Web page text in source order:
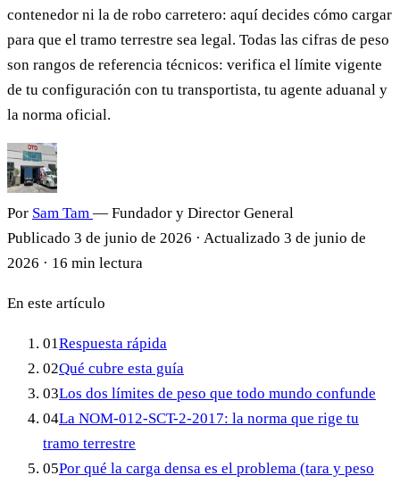
contenedor ni la de robo carretero: aquí decides cómo cargar
para que el tramo terrestre sea legal. Todas las cifras de peso
son rangos de referencia técnicos: verifica el límite vigente
de tu configuración con tu transportista, tu agente aduanal y
la norma oficial.
Por Sam Tam — Fundador y Director General
Publicado 3 de junio de 2026 · Actualizado 3 de junio de
2026 · 16 min lectura
En este artículo
01Respuesta rápida
02Qué cubre esta guía
03Los dos límites de peso que todo mundo confunde
04La NOM-012-SCT-2-2017: la norma que rige tu
tramo terrestre
05Por qué la carga densa es el problema (tara y peso